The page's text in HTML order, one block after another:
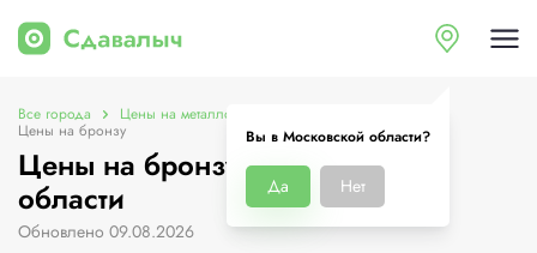
Вы в Московской области?
Да Нет
Все города Цены на металлолом в Московской области
Цены на бронзу
Цены на бронзу в Московской
области
Обновлено 09.08.2026